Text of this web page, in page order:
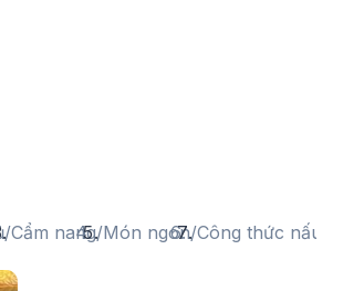
/Cẩm nang/Món ngon/Công thức nấu